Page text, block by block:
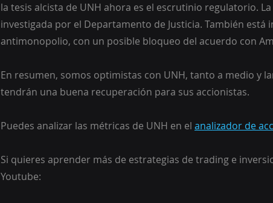
la tesis alcista de UNH ahora es el escrutinio regulatorio.
investigada por el Departamento de Justicia. También está
antimonopolio, con un posible bloqueo del acuerdo con
En resumen, somos optimistas con UNH, tanto a medio y
tendrán una buena recuperación para sus accionistas.
Puedes analizar las métricas de UNH en el analizador de
Si quieres aprender más de estrategias de trading e
Youtube: